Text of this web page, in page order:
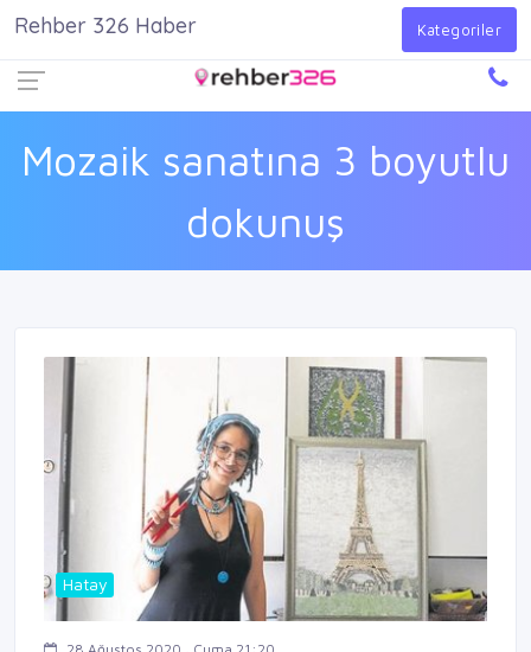
Giriş Yap
Mozaik sanatına 3 boyutlu
dokunuş
Rehber 326 Haber Kategoriler
Hatay